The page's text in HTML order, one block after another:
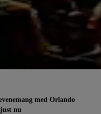
med Orlando
nu